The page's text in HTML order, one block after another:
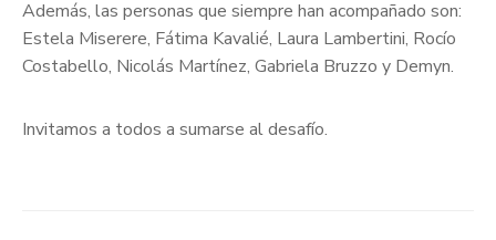
Además, las personas que siempre han acompañado son:
Estela Miserere, Fátima Kavalié, Laura Lambertini, Rocío
Costabello, Nicolás Martínez, Gabriela Bruzzo y Demyn.
Invitamos a todos a sumarse al desafío.